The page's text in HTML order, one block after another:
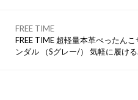
リップ力、高屈曲性の優秀スニーカ
ーです。
FREE TIME
FREE TIME 超軽量本革ぺったんこサ
ンダル （Sグレー/） 気軽に履ける